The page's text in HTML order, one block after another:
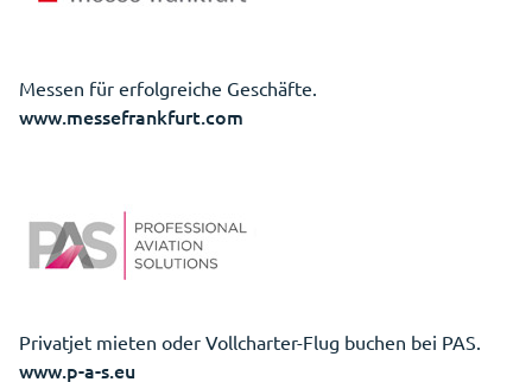
Messen für erfolgreiche Geschäfte.
www.messefrankfurt.com
Privatjet mieten oder Vollcharter-Flug buchen bei PAS.
www.p-a-s.eu